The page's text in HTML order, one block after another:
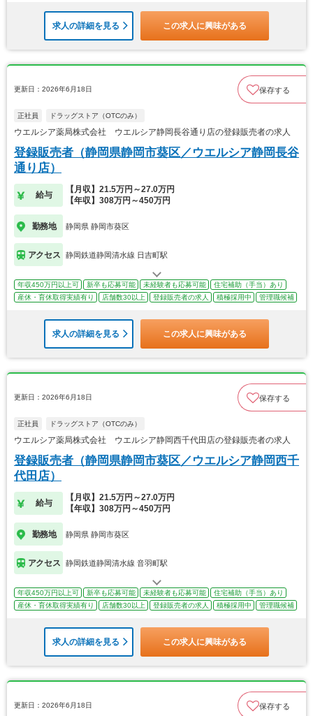
求人の詳細を見る この求人に興味がある
更新日：2026年6月18日 保存する
正社員 ドラッグストア（OTCのみ）
ウエルシア薬局株式会社 ウエルシア静岡長谷通り店の登録販売者の求人
登録販売者（静岡県静岡市葵区／ウエルシア静岡長谷
通り店）
給与
【月収】21.5万円～27.0万円
【年収】308万円～450万円
勤務地 静岡県 静岡市葵区
アクセス 静岡鉄道静岡清水線 日吉町駅
年収450万円以上可 新卒も応募可能 未経験者も応募可能
住宅補助（手当）あり
産休・育休取得実績有り
店舗数30以上 登録販売者の求人 積極採用中 管理職候補
求人の詳細を見る この求人に興味がある
更新日：2026年6月18日 保存する
正社員 ドラッグストア（OTCのみ）
ウエルシア薬局株式会社 ウエルシア静岡西千代田店の登録販売者の求人
登録販売者（静岡県静岡市葵区／ウエルシア静岡西千
代田店）
給与
【月収】21.5万円～27.0万円
【年収】308万円～450万円
勤務地 静岡県 静岡市葵区
アクセス 静岡鉄道静岡清水線 音羽町駅
年収450万円以上可 新卒も応募可能 未経験者も応募可能
住宅補助（手当）あり
産休・育休取得実績有り
店舗数30以上 登録販売者の求人 積極採用中 管理職候補
求人の詳細を見る この求人に興味がある
更新日：2026年6月18日 保存する